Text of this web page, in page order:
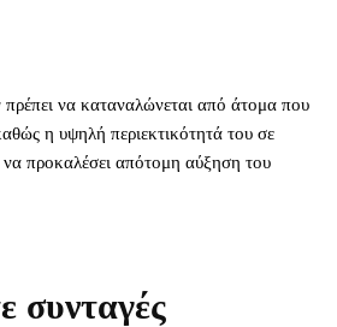
να καταναλώνεται από άτομα που
η υψηλή περιεκτικότητά του σε
προκαλέσει απότομη αύξηση του
συνταγές